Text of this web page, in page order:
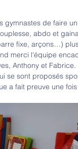
gymnastes de faire
abdo et
fixe, arçons…)
merci l'équipe
Anthony et
se sont proposés
a fait preuve une